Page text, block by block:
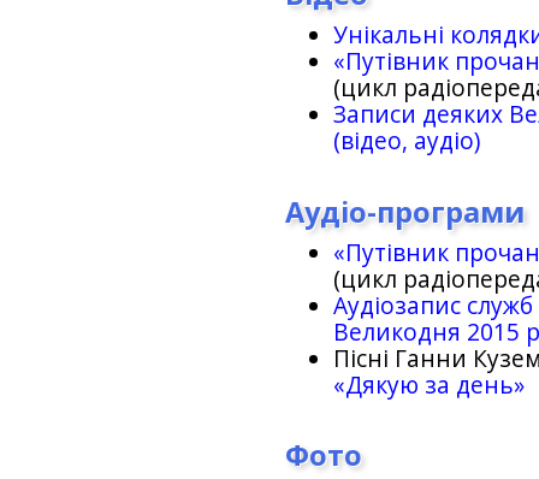
Унікальні
«Путівник
(цикл
Записи деяких
(відео, аудіо)
Аудіо-програми
«Путівник
(цикл
Аудіозапис
Великодня 2015
Пісні Ганни
«Дякую за день»
Фото